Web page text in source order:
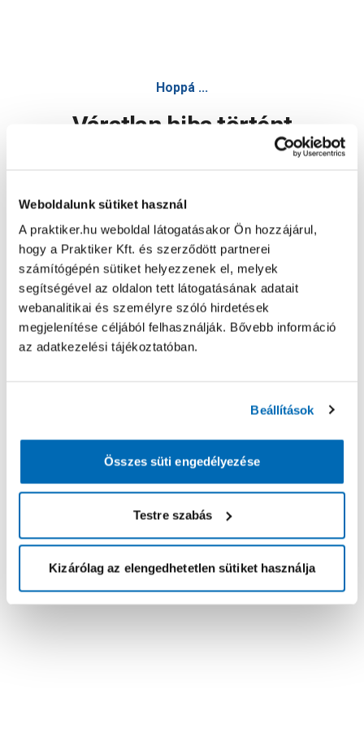
Weboldalunk sütiket használ
A praktiker.hu weboldal látogatásakor Ön hozzájárul,
hogy a Praktiker Kft. és szerződött partnerei
számítógépén sütiket helyezzenek el, melyek
segítségével az oldalon tett látogatásának adatait
webanalitikai és személyre szóló hirdetések
megjelenítése céljából felhasználják. Bővebb információ
az adatkezelési tájékoztatóban.
Beállítások
Összes süti engedélyezése
Testre szabás
Kizárólag az elengedhetetlen sütiket használja
Hoppá ...
Váratlan hiba történt
Oldal újratöltése